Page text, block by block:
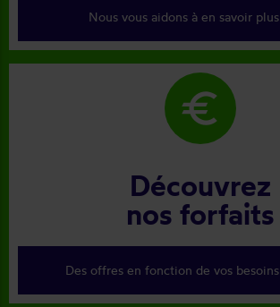
Nous vous aidons à en savoir plus
euro
Découvrez
nos forfaits
Des offres en fonction de vos besoins